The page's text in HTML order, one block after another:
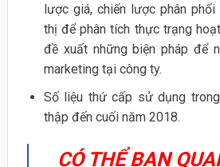
lược giá, chiến lược phân
thị để phân tích thực trạng
đề xuất những biện pháp để
marketing tại công ty.
Số liệu thứ cấp sử dụng
thập đến cuối năm 2018.
CÓ THỂ BẠN